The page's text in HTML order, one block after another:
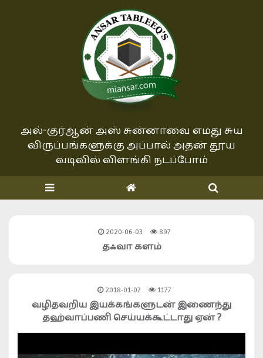
அல்-குர்ஆன் அஸ் சுன்னாவை எமது சுய
விருப்பங்களுக்கு அப்பால் அதன் தூய
வடிவில் விளங்கி நடப்போம்
2020-06-03 897
தஃவா களம்
2018-01-07 1177
வழிதவறிய இயக்கங்களுடன் இணைந்து
தஹ்வாப்பணி செய்யக்கூட்டாது ஏன் ?